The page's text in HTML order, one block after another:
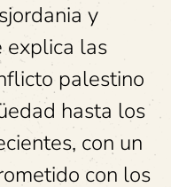
y
explica las
palestino
hasta los
con un
con los